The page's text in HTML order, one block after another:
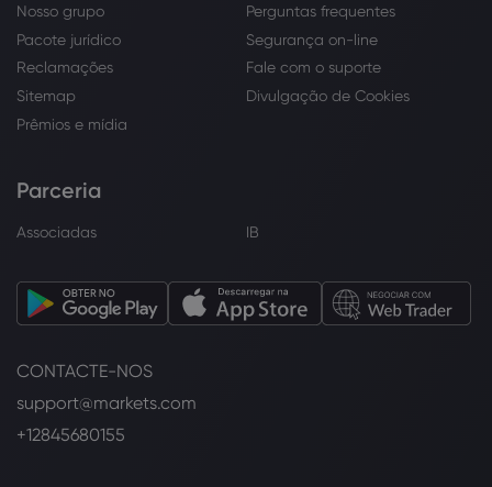
Nosso grupo
Perguntas frequentes
Pacote jurídico
Segurança on-line
Reclamações
Fale com o suporte
Sitemap
Divulgação de Cookies
Prêmios e mídia
Parceria
Associadas IB
CONTACTE-NOS
support@markets.com
+12845680155